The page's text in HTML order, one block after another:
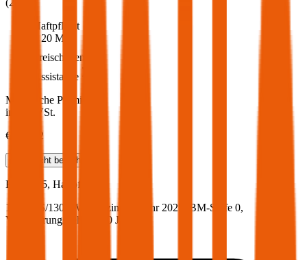
(217
Haftpflicht
€ 20 Mio.
Freischaden
Assistance
Monatliche Prämie
inkl. mVSt.
€ 133,62
Haftpflicht berechnen
Baic
X75, Haftpflicht
176.7 PS/130 KW, benzin, Baujahr 2025,
BM-Stufe 0,
Versicherungsnehmer 30 Jahre